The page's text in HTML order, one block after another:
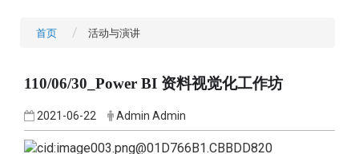
首页 活动与演讲
110/06/30_Power BI 资料视觉化工作坊
2021-06-22 Admin Admin